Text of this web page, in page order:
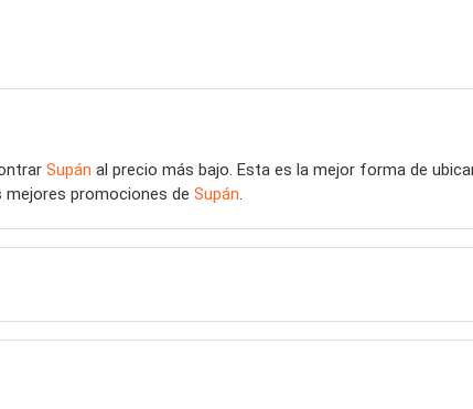
Supán al precio más bajo. Esta es la mejor forma de
mejores promociones de Supán